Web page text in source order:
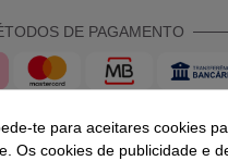
DE PAGAMENTO
te para aceitares cookies
Os cookies de publicidade e